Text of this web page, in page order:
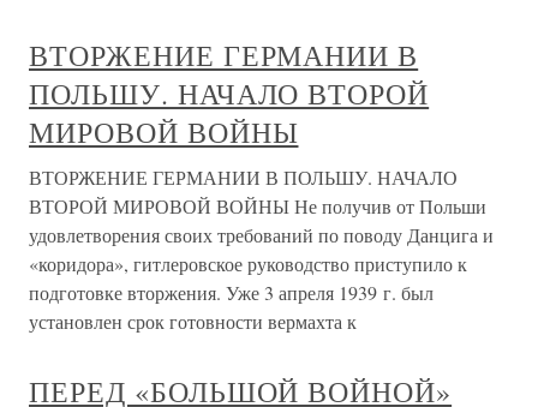
ВТОРЖЕНИЕ ГЕРМАНИИ В
ПОЛЬШУ. НАЧАЛО ВТОРОЙ
МИРОВОЙ ВОЙНЫ
ВТОРЖЕНИЕ ГЕРМАНИИ В ПОЛЬШУ. НАЧАЛО
ВТОРОЙ МИРОВОЙ ВОЙНЫ Не получив от Польши
удовлетворения своих требований по поводу Данцига и
«коридора», гитлеровское руководство приступило к
подготовке вторжения. Уже 3 апреля 1939 г. был
установлен срок готовности вермахта к
ПЕРЕД «БОЛЬШОЙ ВОЙНОЙ»